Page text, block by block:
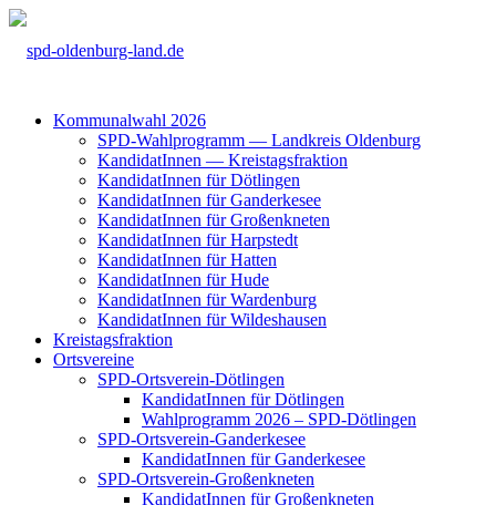
Kom­mu­nal­wahl 2026
SPD-Wahl­pro­gramm — Land­kreis Olden­burg
Kan­di­da­tIn­nen — Kreis­tags­frak­ti­on
Kan­di­da­tIn­nen für Döt­lin­gen
Kan­di­da­tIn­nen für Gan­der­ke­see
Kan­di­da­tIn­nen für Groß­enkne­ten
Kan­di­da­tIn­nen für Harp­s­tedt
Kan­di­da­tIn­nen für Hat­ten
Kan­di­da­tIn­nen für Hude
Kan­di­da­tIn­nen für War­den­burg
Kan­di­da­tIn­nen für Wil­des­hau­sen
Kreis­tags­frak­ti­on
Orts­ver­ei­ne
SPD-Orts­­ver­­ein-Döt­­lin­­gen
Kan­di­da­tIn­nen für Döt­lin­gen
Wahl­pro­gramm 2026 – SPD-Döt­lin­gen
SPD-Orts­­ver­­ein-Gan­­der­ke­­see
Kan­di­da­tIn­nen für Gan­der­ke­see
SPD-Orts­­ver­­ein-Gro­ß­en­k­ne­­ten
Kan­di­da­tIn­nen für Groß­enkne­ten